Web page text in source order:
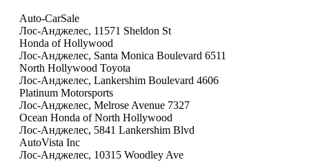
Auto-CarSale
Лос-Анджелес, 11571 Sheldon St
Honda of Hollywood
Лос-Анджелес, Santa Monica Boulevard 6511
North Hollywood Toyota
Лос-Анджелес, Lankershim Boulevard 4606
Platinum Motorsports
Лос-Анджелес, Melrose Avenue 7327
Ocean Honda of North Hollywood
Лос-Анджелес, 5841 Lankershim Blvd
AutoVista Inc
Лос-Анджелес, 10315 Woodley Ave